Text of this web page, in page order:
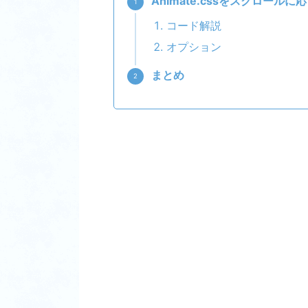
コード解説
オプション
まとめ